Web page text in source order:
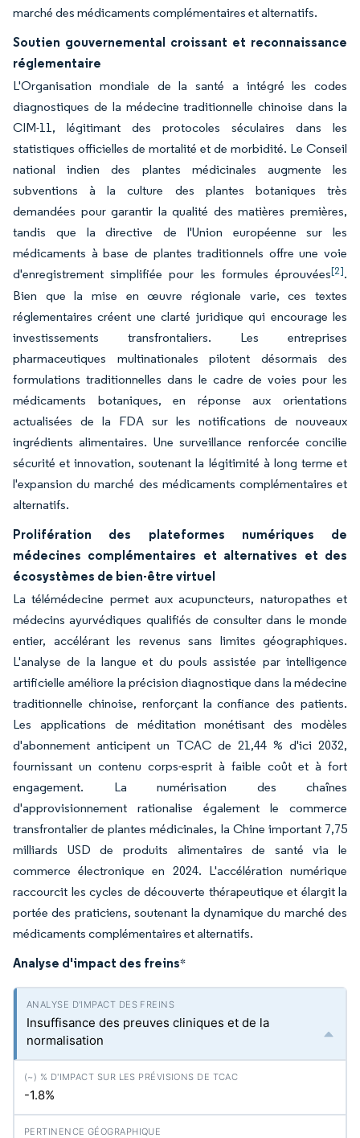
marché des médicaments complémentaires et alternatifs.
Soutien gouvernemental croissant et reconnaissance
réglementaire
L'Organisation mondiale de la santé a intégré les codes
diagnostiques de la médecine traditionnelle chinoise dans la
CIM-11, légitimant des protocoles séculaires dans les
statistiques officielles de mortalité et de morbidité. Le Conseil
national indien des plantes médicinales augmente les
subventions à la culture des plantes botaniques très
demandées pour garantir la qualité des matières premières,
tandis que la directive de l'Union européenne sur les
médicaments à base de plantes traditionnels offre une voie
d'enregistrement simplifiée pour les formules éprouvées[2].
Bien que la mise en œuvre régionale varie, ces textes
réglementaires créent une clarté juridique qui encourage les
investissements transfrontaliers. Les entreprises
pharmaceutiques multinationales pilotent désormais des
formulations traditionnelles dans le cadre de voies pour les
médicaments botaniques, en réponse aux orientations
actualisées de la FDA sur les notifications de nouveaux
ingrédients alimentaires. Une surveillance renforcée concilie
sécurité et innovation, soutenant la légitimité à long terme et
l'expansion du marché des médicaments complémentaires et
alternatifs.
Prolifération des plateformes numériques de
médecines complémentaires et alternatives et des
écosystèmes de bien-être virtuel
La télémédecine permet aux acupuncteurs, naturopathes et
médecins ayurvédiques qualifiés de consulter dans le monde
entier, accélérant les revenus sans limites géographiques.
L'analyse de la langue et du pouls assistée par intelligence
artificielle améliore la précision diagnostique dans la médecine
traditionnelle chinoise, renforçant la confiance des patients.
Les applications de méditation monétisant des modèles
d'abonnement anticipent un TCAC de 21,44 % d'ici 2032,
fournissant un contenu corps-esprit à faible coût et à fort
engagement. La numérisation des chaînes
d'approvisionnement rationalise également le commerce
transfrontalier de plantes médicinales, la Chine important 7,75
milliards USD de produits alimentaires de santé via le
commerce électronique en 2024. L'accélération numérique
raccourcit les cycles de découverte thérapeutique et élargit la
portée des praticiens, soutenant la dynamique du marché des
médicaments complémentaires et alternatifs.
Analyse d'impact des freins*
Insuffisance des preuves cliniques et de la
normalisation
-1.8%